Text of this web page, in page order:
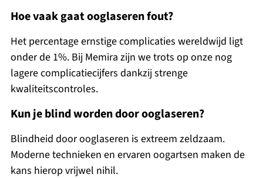
Hoe vaak gaat ooglaseren fout?
Het percentage ernstige complicaties wereldwijd ligt
onder de 1%. Bij Memira zijn we trots op onze nog
lagere complicatiecijfers dankzij strenge
kwaliteitscontroles.
Kun je blind worden door ooglaseren?
Blindheid door ooglaseren is extreem zeldzaam.
Moderne technieken en ervaren oogartsen maken de
kans hierop vrijwel nihil.